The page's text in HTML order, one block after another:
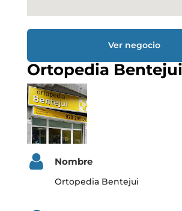
Ver negocio
Ortopedia Bentejui
Nombre
Ortopedia Bentejui